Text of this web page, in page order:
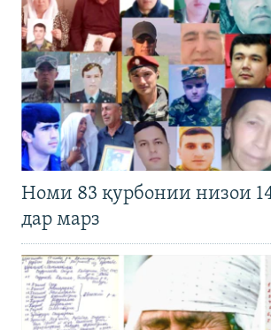
Номи 83 қурбонии низои
дар марз